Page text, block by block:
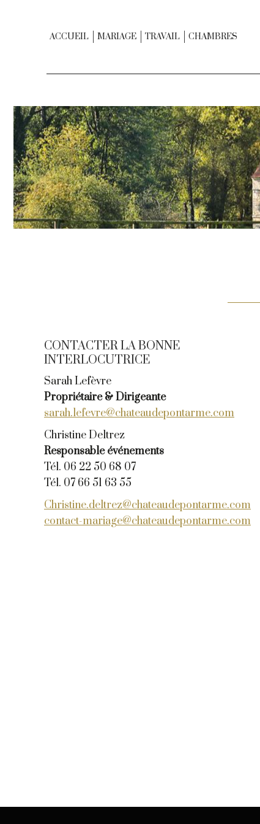
ACCUEIL MARIAGE TRAVAIL CHAMBRES
CONTACTER LA BONNE
INTERLOCUTRICE
Sarah Lefèvre
Propriétaire & Dirigeante
sarah.lefevre@chateaudepontarme.com
Christine Deltrez
Responsable événements
Tél. 06 22 50 68 07
Tél. 07 66 51 63 55
Christine.deltrez@chateaudepontarme.com
contact-mariage@chateaudepontarme.com